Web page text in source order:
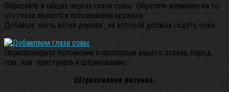
Обрисуйте в общих чертах глаза совы. Обратите внимание на то,
что глаза являются половинками кружков.
Добавьте часть ветки дерева , на которой должна сидеть сова.
Перепроверьте положение и пропорции вашего эскиза, перед
тем , как приступать к штрихованию.
Штрихование рисунка.